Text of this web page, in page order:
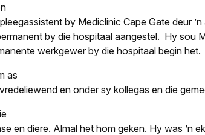
by Mediclinic Cape Gate deur
by die hospitaal aangestel. Hy sou
werkgewer by die hospitaal begin het.
as
en onder sy kollegas en die
en diere. Almal het hom geken. Hy was ’n